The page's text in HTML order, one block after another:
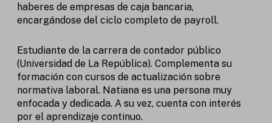
haberes de empresas de caja bancaria,
encargándose del ciclo completo de payroll.
Estudiante de la carrera de contador público
(Universidad de La República). Complementa su
formación con cursos de actualización sobre
normativa laboral. Natiana es una persona muy
enfocada y dedicada. A su vez, cuenta con interés
por el aprendizaje continuo.